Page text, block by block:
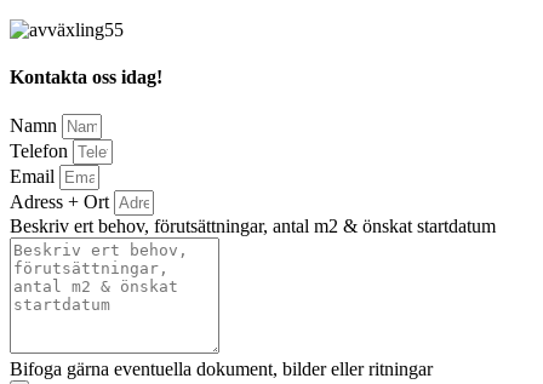
Kontakta oss idag!
Namn
Telefon
Email
Adress + Ort
Beskriv ert behov, förutsättningar, antal m2 & önskat startdatum
Bifoga gärna eventuella dokument, bilder eller ritningar